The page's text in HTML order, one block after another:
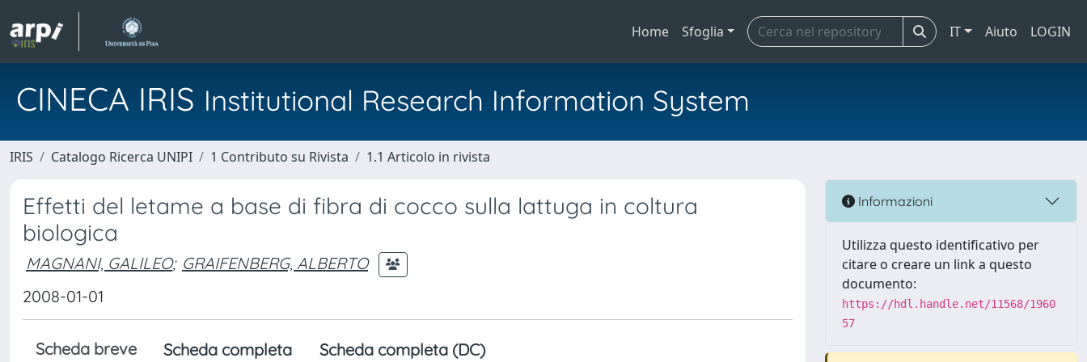
Home Sfoglia IT Aiuto LOGIN
CINECA IRIS Institutional Research Information System
IRIS Catalogo Ricerca UNIPI 1 Contributo su Rivista 1.1 Articolo in rivista
Effetti del letame a base di fibra di cocco sulla lattuga in coltura
biologica
MAGNANI, GALILEO; GRAIFENBERG, ALBERTO
2008-01-01
Scheda breve Scheda completa Scheda completa (DC)
Informazioni
Utilizza questo identificativo per
citare o creare un link a questo
documento:
https://hdl.handle.net/11568/1960
57